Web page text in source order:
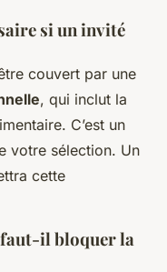
si un invité
couvert par une
, qui inclut la
C’est un
votre sélection. Un
cette
faut-il bloquer la